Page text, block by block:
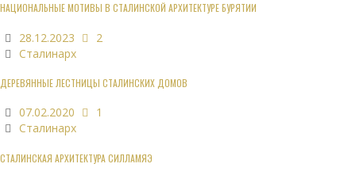
НАЦИОНАЛЬНЫЕ МОТИВЫ В СТАЛИНСКОЙ АРХИТЕКТУРЕ БУРЯТИИ
28.12.2023
2
Сталинарх
ДЕРЕВЯННЫЕ ЛЕСТНИЦЫ СТАЛИНСКИХ ДОМОВ
07.02.2020
1
Сталинарх
СТАЛИНСКАЯ АРХИТЕКТУРА СИЛЛАМЯЭ